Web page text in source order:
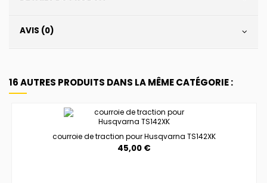
AVIS (0)
16 AUTRES PRODUITS DANS LA MÊME CATÉGORIE :
courroie de traction pour Husqvarna TS142XK
45,00 €